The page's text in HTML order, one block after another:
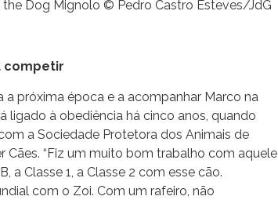
Dog Mignolo © Pedro Castro Esteves/JdG
competir
a próxima época e a acompanhar Marco na
ligado à obediência há cinco anos, quando
a Sociedade Protetora dos Animais de
Cães. “Fiz um muito bom trabalho com aquele
a Classe 1, a Classe 2 com esse cão.
com o Zoi. Com um rafeiro, não